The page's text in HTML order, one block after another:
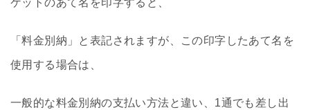
ケットのあて名を印字すると、
「料金別納」と表記されますが、この印字したあて名を
使用する場合は、
一般的な料金別納の支払い方法と違い、1通でも差し出